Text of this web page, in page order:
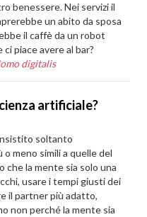
benessere. Nei servizi il
un abito da sposa
il caffè da un robot
piace avere al bar?
digitalis
artificiale?
soltanto
meno simili a quelle del
che la mente sia solo una
usare i tempi giusti dei
il partner più adatto,
non perché la mente sia